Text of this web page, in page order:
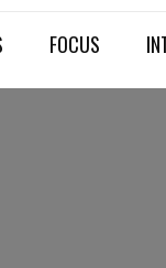
FOCUS